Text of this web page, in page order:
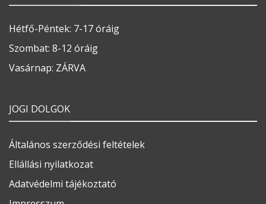
Hétfő-Péntek: 7-17 óráig
Szombat: 8-12 óráig
Vasárnap: ZÁRVA
JOGI DOLGOK
Általános szerződési feltételek
Ellállási nyilatkozat
Adatvédelmi tájékoztató